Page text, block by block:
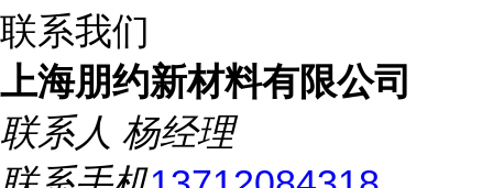
联系我们
上海朋约新材料有限公司
联系人 杨经理